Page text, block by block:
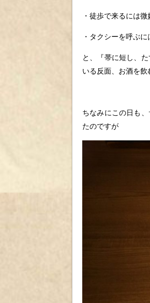
・徒歩で来るには
・タクシーを呼ぶ
と、『帯に短し、
いる反面、お酒を
ちなみにこの日も
たのですが